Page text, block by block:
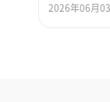
2026年06月